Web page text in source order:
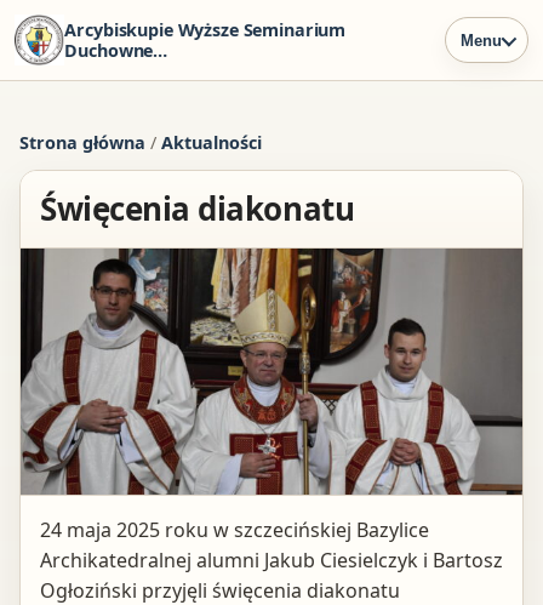
Arcybiskupie Wyższe Seminarium
Duchowne
Menu
Strona główna / Aktualności
Święcenia diakonatu
24 maja 2025 roku w szczecińskiej Bazylice
Archikatedralnej alumni Jakub Ciesielczyk i Bartosz
Ogłoziński przyjęli święcenia diakonatu